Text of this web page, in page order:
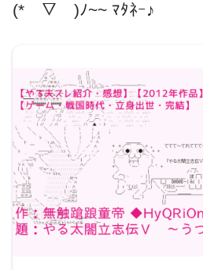
(*￣▽￣)ﾉ~~ ﾏﾀﾈｰ♪